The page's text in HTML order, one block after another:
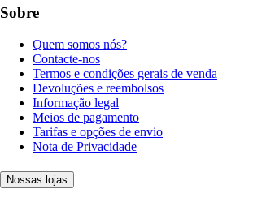
Sobre
Quem somos nós?
Contacte-nos
Termos e condições gerais de venda
Devoluções e reembolsos
Informação legal
Meios de pagamento
Tarifas e opções de envio
Nota de Privacidade
Nossas lojas